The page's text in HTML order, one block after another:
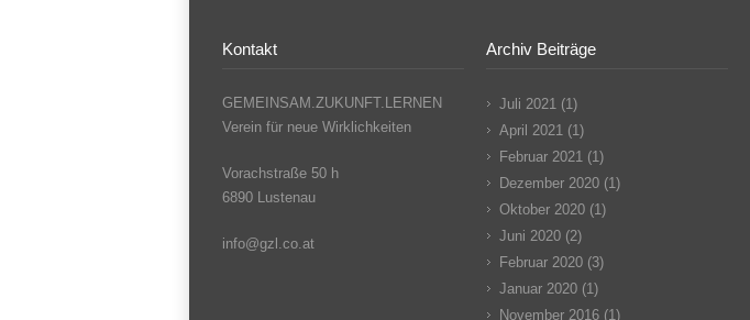
Kontakt
GEMEINSAM.ZUKUNFT.LERNEN
Verein für neue Wirklichkeiten
Vorachstraße 50 h
6890 Lustenau
info@gzl.co.at
Archiv Beiträge
Juli 2021 (1)
April 2021 (1)
Februar 2021 (1)
Dezember 2020 (1)
Oktober 2020 (1)
Juni 2020 (2)
Februar 2020 (3)
Januar 2020 (1)
November 2016 (1)